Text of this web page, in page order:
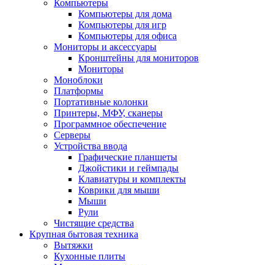
Компьютеры
Компьютеры для дома
Компьютеры для игр
Компьютеры для офиса
Мониторы и аксессуары
Кронштейны для мониторов
Мониторы
Моноблоки
Платформы
Портативные колонки
Принтеры, МФУ, сканеры
Программное обеспечение
Серверы
Устройства ввода
Графические планшеты
Джойстики и геймпады
Клавиатуры и комплекты
Коврики для мыши
Мыши
Рули
Чистящие средства
Крупная бытовая техника
Вытяжки
Кухонные плиты